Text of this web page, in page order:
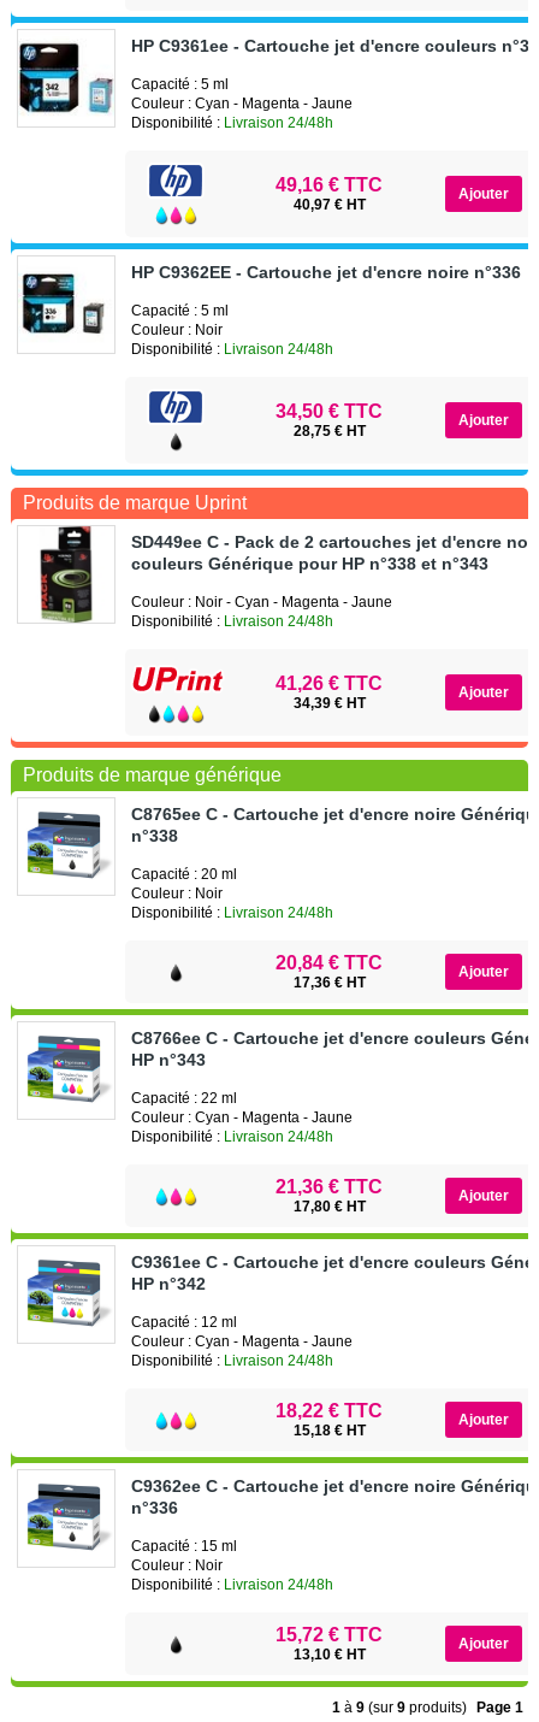
HP C9361ee - Cartouche jet d'encre couleurs
Capacité : 5 ml
Couleur : Cyan - Magenta - Jaune
Disponibilité : Livraison 24/48h
49,16 € TTC
40,97 € HT
HP C9362EE - Cartouche jet d'encre noire n°336
Capacité : 5 ml
Couleur : Noir
Disponibilité : Livraison 24/48h
34,50 € TTC
28,75 € HT
Produits de marque Uprint
SD449ee C - Pack de 2 cartouches jet d'encre
couleurs Générique pour HP n°338 et n°343
Couleur : Noir - Cyan - Magenta - Jaune
Disponibilité : Livraison 24/48h
41,26 € TTC
34,39 € HT
Produits de marque générique
C8765ee C - Cartouche jet d'encre noire
n°338
Capacité : 20 ml
Couleur : Noir
Disponibilité : Livraison 24/48h
20,84 € TTC
17,36 € HT
C8766ee C - Cartouche jet d'encre couleurs
HP n°343
Capacité : 22 ml
Couleur : Cyan - Magenta - Jaune
Disponibilité : Livraison 24/48h
21,36 € TTC
17,80 € HT
C9361ee C - Cartouche jet d'encre couleurs
HP n°342
Capacité : 12 ml
Couleur : Cyan - Magenta - Jaune
Disponibilité : Livraison 24/48h
18,22 € TTC
15,18 € HT
C9362ee C - Cartouche jet d'encre noire
n°336
Capacité : 15 ml
Couleur : Noir
Disponibilité : Livraison 24/48h
15,72 € TTC
13,10 € HT
1 à9 (sur9 produits) Page 1